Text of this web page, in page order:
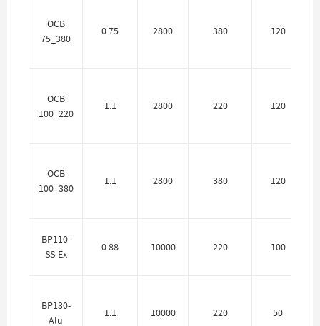
OCB
75_380
0.75 2800 380 120
OCB
100_220
1.1 2800 220 120
OCB
100_380
1.1 2800 380 120
BP110-
SS-Ex
0.88 10000 220 100
BP130-
Alu
1.1 10000 220 50